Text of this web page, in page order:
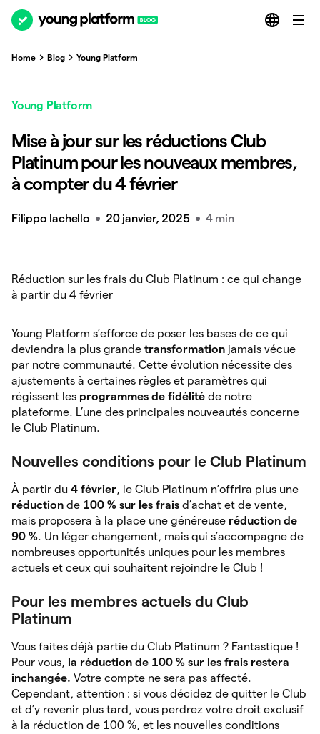
Home Blog Young Platform
Young Platform
Mise à jour sur les réductions Club
Platinum pour les nouveaux membres,
à compter du 4 février
Filippo Iachello 20 janvier, 2025 4 min
Réduction sur les frais du Club Platinum : ce qui change
à partir du 4 février
Young Platform s’efforce de poser les bases de ce qui
deviendra la plus grande transformation jamais vécue
par notre communauté. Cette évolution nécessite des
ajustements à certaines règles et paramètres qui
régissent les programmes de fidélité de notre
plateforme. L’une des principales nouveautés concerne
le Club Platinum.
Nouvelles conditions pour le Club Platinum
À partir du 4 février, le Club Platinum n’offrira plus une
réduction de 100 % sur les frais d’achat et de vente,
mais proposera à la place une généreuse réduction de
90 %. Un léger changement, mais qui s’accompagne de
nombreuses opportunités uniques pour les membres
actuels et ceux qui souhaitent rejoindre le Club !
Pour les membres actuels du Club
Platinum
Vous faites déjà partie du Club Platinum ? Fantastique !
Pour vous, la réduction de 100 % sur les frais restera
inchangée. Votre compte ne sera pas affecté.
Cependant, attention : si vous décidez de quitter le Club
et d’y revenir plus tard, vous perdrez votre droit exclusif
à la réduction de 100 %, et les nouvelles conditions